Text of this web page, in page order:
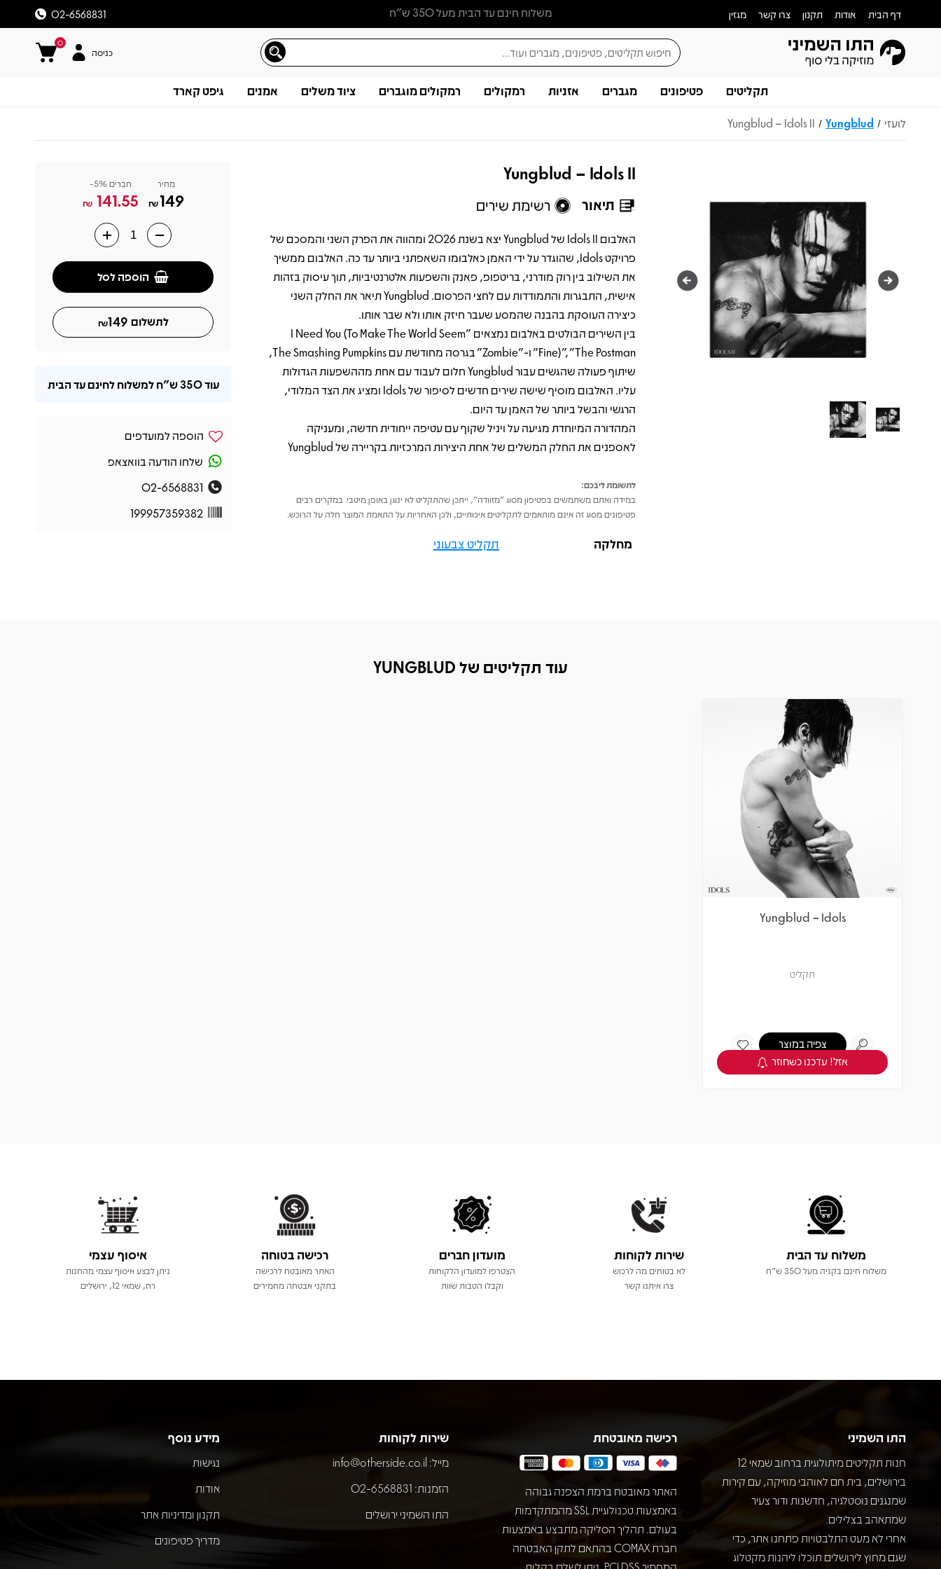
משלוח חינם עד הבית מעל 350 ש״ח דף הבית אודות תקנון צרו קשר מגזין 02-6568831
0
כניסה
תקליטים פטיפונים מגברים אזניות רמקולים רמקולים מוגברים ציוד משלים אמנים גיפט קארד
לועזי /
Yungblud
/
Yungblud – Idols II
Yungblud – Idols II
תיאור רשימת שירים
תיאור
האלבום Idols II של Yungblud יצא בשנת 2026 ומהווה את הפרק השני והמסכם של
פרויקט Idols, שהוגדר על ידי האמן כאלבומו השאפתני ביותר עד כה. האלבום ממשיך
את השילוב בין רוק מודרני, בריטפופ, פאנק והשפעות אלטרנטיביות, תוך עיסוק בזהות
אישית, התבגרות והתמודדות עם לחצי הפרסום. Yungblud תיאר את החלק השני
כיצירה העוסקת בהבנה שהמסע שעבר חיזק אותו ולא שבר אותו.
בין השירים הבולטים באלבום נמצאים "I Need You (To Make The World Seem
Fine)", "The Postman" ו-"Zombie" בגרסה מחודשת עם The Smashing Pumpkins,
שיתוף פעולה שהגשים עבור Yungblud חלום לעבוד עם אחת מההשפעות הגדולות
עליו. האלבום מוסיף שישה שירים חדשים לסיפור של Idols ומציג את הצד המלודי,
הרגשי והבשל ביותר של האמן עד היום.
המהדורה המיוחדת מגיעה על ויניל שקוף עם עטיפה ייחודית חדשה, ומעניקה
לאספנים את החלק המשלים של אחת היצירות המרכזיות בקריירה של Yungblud
לתשומת ליבכם:
במידה ואתם משתמשים בפטיפון מסוג "מזוודה", ייתכן שהתקליט לא ינוגן באופן מיטבי. במקרים רבים
פטיפונים מסוג זה אינם מותאמים לתקליטים איכותיים, ולכן האחריות על התאמת המוצר חלה על הרוכש.
מחלקה תקליט צבעוני
מחיר
149
₪
חברים 5%-
141.55
₪
הוספה לסל
לתשלום 149
₪
עוד350 ש"ח למשלוח לחינם עד הבית
הוספה למועדפים
שלחו הודעה בוואצאפ
02-6568831
199957359382
עוד תקליטים של YUNGBLUD
Yungblud – Idols
תקליט
צפיה במוצר
אזל! עדכנו כשחוזר
משלוח עד הבית
משלוח חינם בקניה מעל 350 ש"ח
שירות לקוחות
לא בטוחים מה לרכוש
צרו איתנו קשר
מועדון חברים
הצטרפו למועדון הלקוחות
וקבלו הטבות שוות
רכישה בטוחה
האתר מאובטח לרכישה
בתקני אבטחה מחמירים
איסוף עצמי
ניתן לבצע איסוף עצמי מהחנות
רח, שמאי 12, ירושלים
התו השמיני
חנות תקליטים מיתולוגית ברחוב שמאי 12
בירושלים, בית חם לאוהבי מוזיקה, עם קירות
שמנגנים נוסטלגיה, חדשנות ודור צעיר
שמתאהב בצלילים.
אחרי לא מעט התלבטויות פתחנו אתר, כדי
שגם מחוץ לירושלים תוכלו ליהנות מקטלוג
רכישה מאובטחת
האתר מאובטח ברמת הצפנה גבוהה
באמצעות טכנולוגיית SSL מהמתקדמות
בעולם. תהליך הסליקה מתבצע באמצעות
חברת COMAX בהתאם לתקן האבטחה
שירות לקוחות
מייל: info@otherside.co.il
הזמנות: 02-6568831
התו השמיני ירושלים
מידע נוסף
נגישות
אודות
תקנון ומדיניות אתר
מדריך פטיפונים